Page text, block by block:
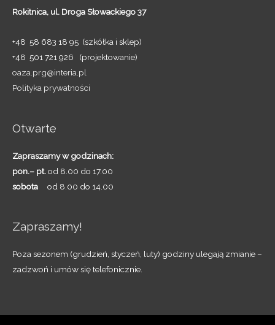
Rokitnica, ul. Droga Słowackiego 37
+48 58 683 18 95 (szkółka i sklep)
+48 501 721 926 (projektowanie)
oaza.prg@interia.pl
Polityka prywatności
Otwarte
Zapraszamy w godzinach:
pon.– pt.od 8.00 do 17.00
sobota od 8.00 do 14.00
Zapraszamy!
Poza sezonem (grudzień, styczeń, luty) godziny ulegają zmianie –
zadzwoń i umów się telefonicznie.